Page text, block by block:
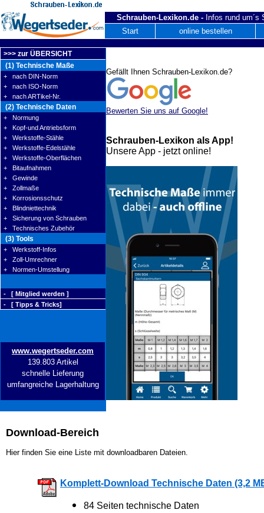
Schrauben-Lexikon.de - Infos rund um´s
Start
online bestellen
>>> zur ÜBERSICHT
(1) Technische Maße
+ nach DIN-Norm
+ nach ISO-Norm
+ nach ARTikel-Nr.
(2) Technische Daten
+ Normung
+ Kopf-und Antriebsform
+ Werkstoffe-Stähle
+ Werkstoffe-Edelstähle
+ Werkstoffe-Oberflächen
+ Bitaufnahmen
+ Gewinde
+ Zollmaße
+ Korrosionsschutz
+ Blindniettechnik
+ Sicherung von Schrauben
+ Technisches Zubehör
(3) Tools
+ Werkstoff-Infos
+ Zoll-Umrechner
+ Normen-Umstellung
- [ Mitglied werden ]
- [ Tipps & Tricks]
www.wegertseder.com
139.803 Artikel
schnelle Lieferung
umfangreiche Lagerhaltung
Download-Bereich
Hier finden Sie eine Liste mit downloadbaren Dateien.
Komplett-Download Technische Daten (3,2
84 Seiten technische Daten
Gefällt Ihnen Schrauben-Lexikon.de?
Bewerten Sie uns auf Google!
Schrauben-Lexikon als App!
Unsere App - jetzt online!